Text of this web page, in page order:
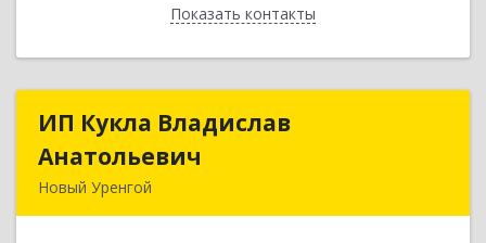
Показать контакты
Назад
ИП Кукла Владислав
Анатольевич
Новый Уренгой
ИП Кукла Владислав